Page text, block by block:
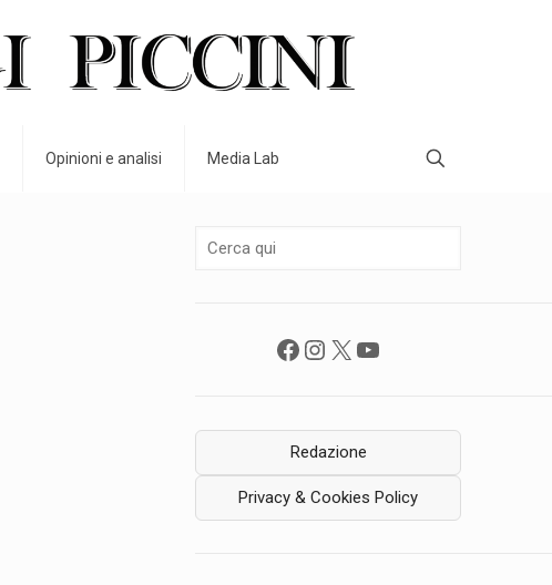
Opinioni e analisi Media Lab
Facebook
Instagram
X YouTube
Redazione
Privacy & Cookies Policy